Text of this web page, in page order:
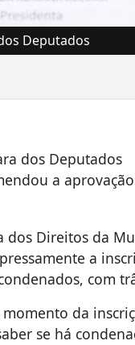
Deputados
dos Deputados
a
dos Direitos da
a
com
da
se há